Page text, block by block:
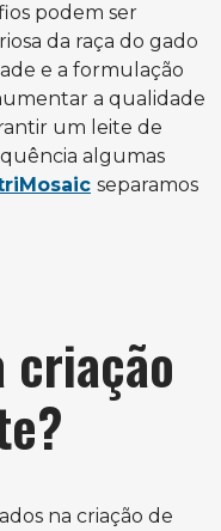
podem ser
da raça do gado
e a formulação
a qualidade
um leite de
algumas
separamos
criação
na criação de